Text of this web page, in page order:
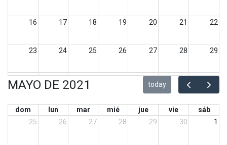
16 17 18 19 20 21 22
23 24 25 26 27 28 29
30 31 5
MAYO DE 2021 today
dom lun mar mié jue vie
sáb
25
26 27 28 29 30 1